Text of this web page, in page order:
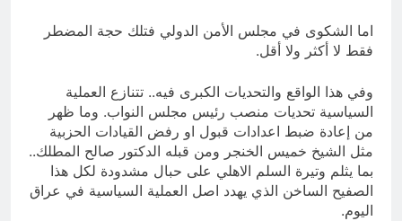
اما الشكوى في مجلس الأمن الدولي فتلك حجة المضطر
فقط لا أكثر ولا أقل.
وفي هذا الواقع والتحديات الكبرى فيه.. تتنازع العملية
السياسية تحديات منصب رئيس مجلس النواب. وما ظهر
من إعادة ضبط اعدادات قبول او رفض القيادات الحزبية
مثل الشيخ خميس الخنجر ومن قبله الدكتور صالح المطلك..
بما يثلم وتيرة السلم الاهلي على حبال مشدودة لكل هذا
الصفيح الساخن الذي يهدد اصل العملية السياسية في عراق
اليوم.